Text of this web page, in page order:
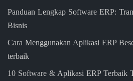
Panduan Lengkap Software ERP:
Bisnis
Cara Menggunakan Aplikasi ERP
terbaik
10 Software & Aplikasi ERP Terbaik